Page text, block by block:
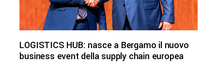
LOGISTICS HUB: nasce a Bergamo il nuovo
business event della supply chain europea